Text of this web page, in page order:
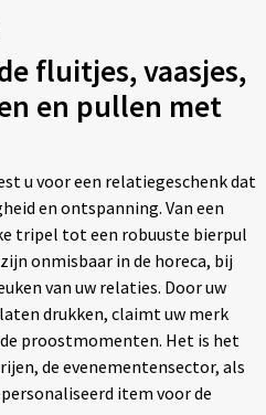
fluitjes, vaasjes,
en pullen met
u voor een relatiegeschenk dat
en ontspanning. Van een
tripel tot een robuuste bierpul
onmisbaar in de horeca, bij
van uw relaties. Door uw
drukken, claimt uw merk
proostmomenten. Het is het
de evenementensector, als
item voor de